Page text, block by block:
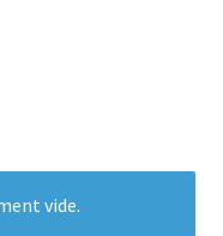
vide.